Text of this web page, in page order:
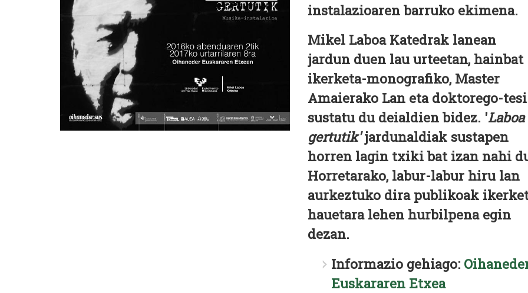
instalazioaren barruko ekimena.
Mikel Laboa Katedrak lanean
jardun duen lau urteetan, hainbat
ikerketa-monografiko, Master
Amaierako Lan eta doktorego-tesi
sustatu du deialdien bidez. 'Laboa
gertutik'jardunaldiak sustapen
horren lagin txiki bat izan nahi
Horretarako, labur-labur hiru lan
aurkeztuko dira publikoak
hauetara lehen hurbilpena egin
dezan.
Informazio gehiago:
Euskararen Etxea